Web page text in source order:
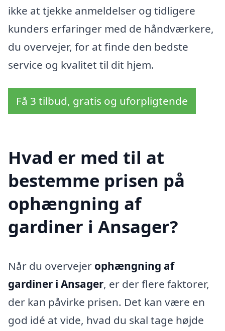
ikke at tjekke anmeldelser og tidligere
kunders erfaringer med de håndværkere,
du overvejer, for at finde den bedste
service og kvalitet til dit hjem.
Få 3 tilbud, gratis og uforpligtende
Hvad er med til at
bestemme prisen på
ophængning af
gardiner i Ansager?
Når du overvejer ophængning af
gardiner i Ansager, er der flere faktorer,
der kan påvirke prisen. Det kan være en
god idé at vide, hvad du skal tage højde